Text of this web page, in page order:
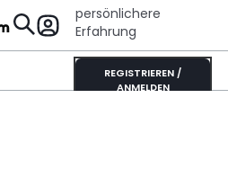
persönlichere
Erfahrung
REGISTRIEREN /
ANMELDEN